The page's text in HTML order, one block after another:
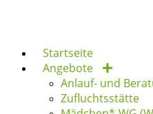
Startseite
Angebote
Anlauf- und
Zufluchtsstätte